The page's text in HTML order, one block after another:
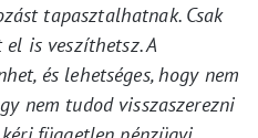
tapasztalhatnak. Csak
is veszíthetsz. A
és lehetséges, hogy nem
nem tudod visszaszerezni